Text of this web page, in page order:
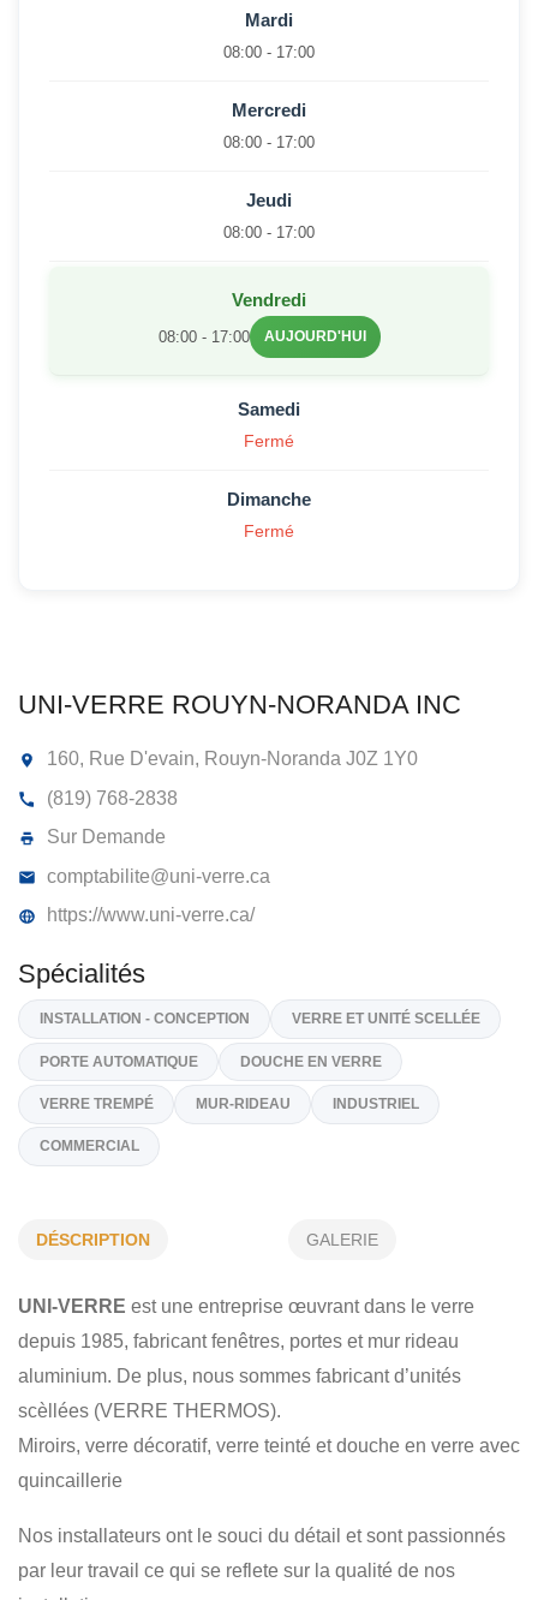
UNI-VERRE ROUYN-NORANDA INC
(819) 768-2838
Sur Demande
comptabilite@uni-verre.ca
https://www.uni-verre.ca/
INSTALLATION - CONCEPTION
MUR-RIDEAU
COMMERCIAL
DÉSCRIPTION GALERIE
UNI-VERRE est une entreprise œuvrant dans le verre
depuis 1985, fabricant fenêtres, portes et mur rideau
aluminium. De plus, nous sommes fabricant d’unités
scèllées (VERRE THERMOS).
Miroirs, verre décoratif, verre teinté et douche en verre avec
quincaillerie
Nos installateurs ont le souci du détail et sont passionnés
par leur travail ce qui se reflete sur la qualité de nos
Mardi
08:00 - 17:00
Mercredi
08:00 - 17:00
Jeudi
08:00 - 17:00
Vendredi
08:00 - 17:00 AUJOURD'HUI
Samedi
Fermé
Dimanche
Fermé